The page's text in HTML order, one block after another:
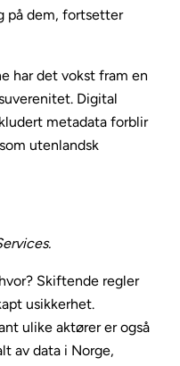
på dem, fortsetter
har det vokst fram en
Digital
metadata forblir
utenlandsk
Skiftende regler
usikkerhet.
ulike aktører er også
av data i Norge,